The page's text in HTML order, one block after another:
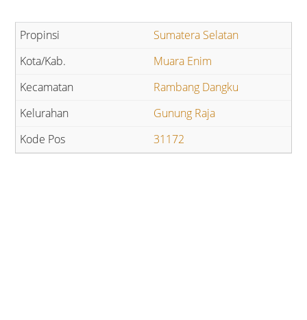
Sumatera Selatan
Muara Enim
Rambang Dangku
Gunung Raja
31172